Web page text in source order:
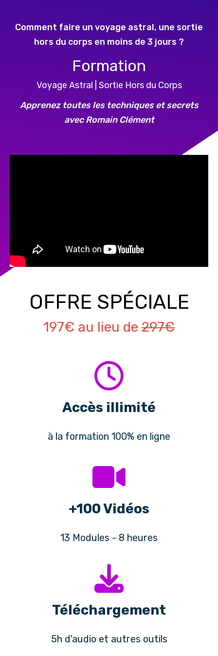
Comment faire un voyage astral, une sortie
hors du corps en moins de 3 jours ?
Formation
Voyage Astral | Sortie Hors du Corps
Apprenez toutes les techniques et secrets
avec Romain Clément
OFFRE SPÉCIALE
197€ au lieu de 297€
Accès illimité
à la formation 100% en ligne
+100 Vidéos
13 Modules - 8 heures
Téléchargement
5h d'audio et autres outils